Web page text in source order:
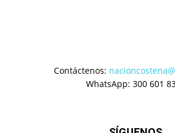
Contáctenos:
WhatsApp: 300 601